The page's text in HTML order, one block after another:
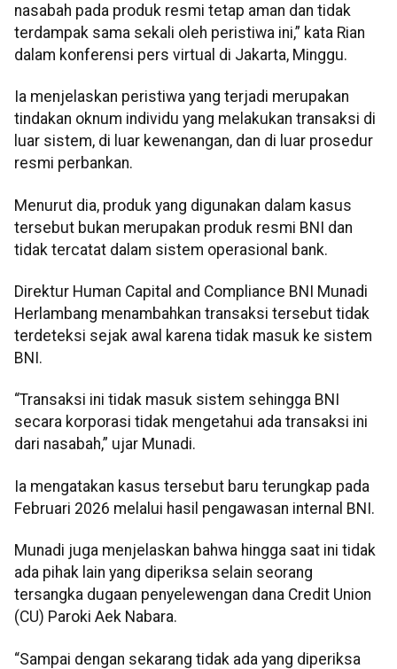
nasabah pada produk resmi tetap aman dan tidak
terdampak sama sekali oleh peristiwa ini,” kata Rian
dalam konferensi pers virtual di Jakarta, Minggu.
Ia menjelaskan peristiwa yang terjadi merupakan
tindakan oknum individu yang melakukan transaksi di
luar sistem, di luar kewenangan, dan di luar prosedur
resmi perbankan.
Menurut dia, produk yang digunakan dalam kasus
tersebut bukan merupakan produk resmi BNI dan
tidak tercatat dalam sistem operasional bank.
Direktur Human Capital and Compliance BNI Munadi
Herlambang menambahkan transaksi tersebut tidak
terdeteksi sejak awal karena tidak masuk ke sistem
BNI.
“Transaksi ini tidak masuk sistem sehingga BNI
secara korporasi tidak mengetahui ada transaksi ini
dari nasabah,” ujar Munadi.
Ia mengatakan kasus tersebut baru terungkap pada
Februari 2026 melalui hasil pengawasan internal BNI.
Munadi juga menjelaskan bahwa hingga saat ini tidak
ada pihak lain yang diperiksa selain seorang
tersangka dugaan penyelewengan dana Credit Union
(CU) Paroki Aek Nabara.
“Sampai dengan sekarang tidak ada yang diperiksa